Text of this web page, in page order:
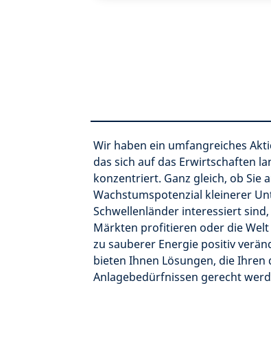
Wir haben ein umfangreiches
das sich auf das Erwirtschaften
konzentriert. Ganz gleich, ob Sie
Wachstumspotenzial kleinerer
Schwellenländer interessiert
Märkten profitieren oder die
zu sauberer Energie positiv
bieten Ihnen Lösungen, die Ihren
Anlagebedürfnissen gerecht